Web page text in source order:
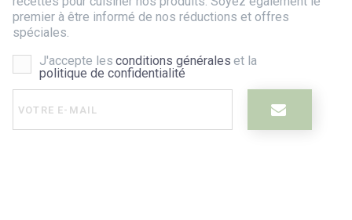
premier à être informé de nos réductions et offres
spéciales.
J'accepte les conditions générales et la
politique de confidentialité